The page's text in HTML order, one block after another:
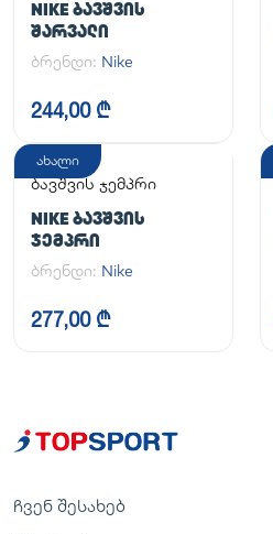
NIKE ᲑᲐᲕᲨᲕᲘᲡ
ᲨᲐᲠᲕᲐᲚᲘ
ბრენდი: Nike
244,00 ₾
ახალი
ბავშვის ჯემპრი
NIKE ᲑᲐᲕᲨᲕᲘᲡ
ᲯᲔᲛᲞᲠᲘ
ბრენდი: Nike
277,00 ₾
ჩვენ შესახებ